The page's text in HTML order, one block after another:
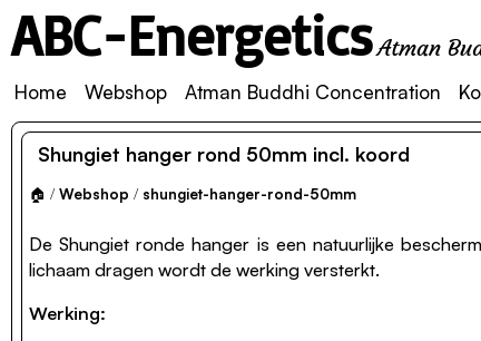
ABC-EnergeticsAtman
Home Webshop Atman Buddhi Concentration
Shungiet hanger rond 50mm incl. koord
🏠 / Webshop / shungiet-hanger-rond-50mm
De Shungiet ronde hanger is een natuurlijke
lichaam dragen wordt de werking versterkt.
Werking: